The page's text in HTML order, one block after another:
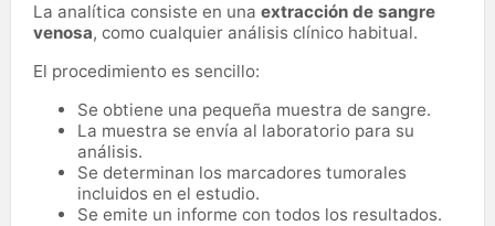
La analítica consiste en una extracción de sangre
venosa, como cualquier análisis clínico habitual.
El procedimiento es sencillo:
Se obtiene una pequeña muestra de sangre.
La muestra se envía al laboratorio para su
análisis.
Se determinan los marcadores tumorales
incluidos en el estudio.
Se emite un informe con todos los resultados.